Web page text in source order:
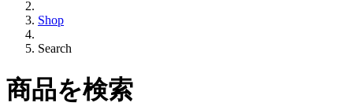
Shop
Search
商品を検索